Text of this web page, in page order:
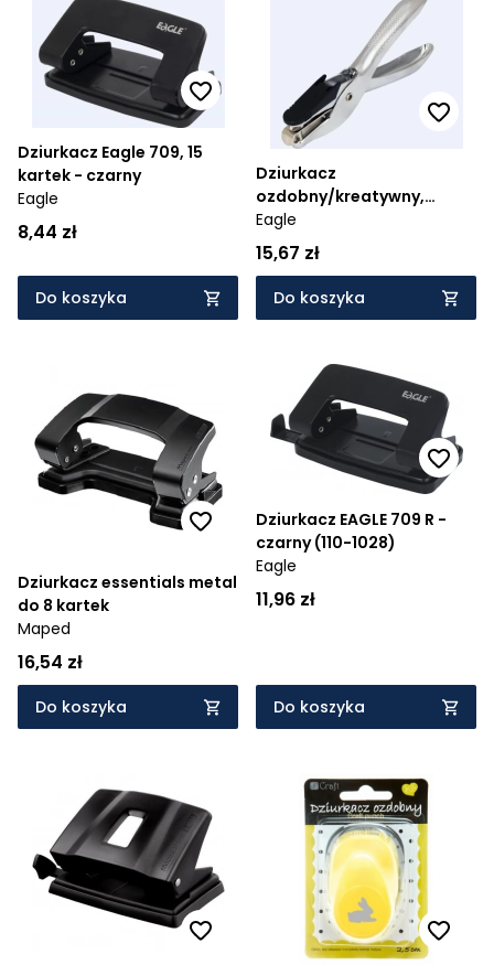
Dziurkacz Eagle 709, 15
kartek - czarny
Eagle
8,44 zł
Do koszyka
Dziurkacz
ozdobny/kreatywny,
jednootworowy -
kombinerki 6mm EAGLE
9201P
Eagle
15,67 zł
Do koszyka
Dziurkacz essentials metal
do 8 kartek
Maped
16,54 zł
Do koszyka
Dziurkacz EAGLE 709 R -
czarny (110-1028)
Eagle
11,96 zł
Do koszyka